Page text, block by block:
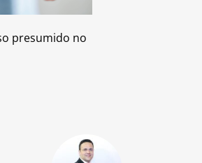
presumido no